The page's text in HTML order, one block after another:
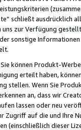
schließt ausdrücklich
zur Verfügung
sonstige
können Produkt-
erteilt haben,
stellen. Wenn Sie
an, dass wir
lassen oder neu
auf die und Ihre
(einschließlich dieser